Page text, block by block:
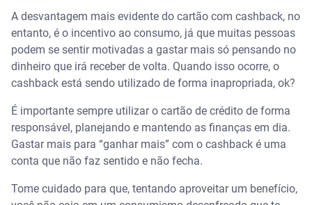
A desvantagem mais evidente do cartão com cashback, no
entanto, é o incentivo ao consumo, já que muitas pessoas
podem se sentir motivadas a gastar mais só pensando no
dinheiro que irá receber de volta. Quando isso ocorre, o
cashback está sendo utilizado de forma inapropriada, ok?
É importante sempre utilizar o cartão de crédito de forma
responsável, planejando e mantendo as finanças em dia.
Gastar mais para “ganhar mais” com o cashback é uma
conta que não faz sentido e não fecha.
Tome cuidado para que, tentando aproveitar um benefício,